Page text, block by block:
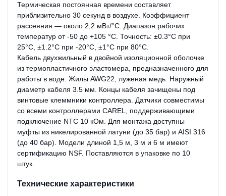
Термическая постоянная времени составляет
приблизительно 30 секунд в воздухе. Коэффициент
рассеяния — около 2,2 мВт/°C. Диапазон рабочих
температур от -50 до +105 °C. Точность: ±0.3°C при
25°C, ±1.2°C при -20°C, ±1°C при 80°C.
Кабель двухжильный в двойной изоляционной оболочке
из термопластичного эластомера, предназначенного для
работы в воде. Жилы AWG22, луженая медь. Наружный
диаметр кабеля 3.5 мм. Концы кабеля зачищены под
винтовые клеммники контроллера. Датчики совместимы
со всеми контроллерами CAREL, поддерживающими
подключение NTC 10 кОм. Для монтажа доступны
муфты из никелированной латуни (до 35 бар) и AISI 316
(до 40 бар). Модели длиной 1,5 м, 3 м и 6 м имеют
сертификацию NSF. Поставляются в упаковке по 10
штук.
Технические характеристики